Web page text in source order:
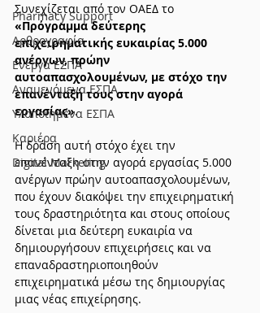
Pharmacy Support
Αρθρογραφία
Ενεργά ΕΣΠΑ
Αναμενόμενα ΕΣΠΑ
Υλοποιημένα ΕΣΠΑ
Καριέρα
Digital Marketing
Συνεχίζεται από τον ΟΑΕΔ το
«Πρόγραμμα δεύτερης
επιχειρηματικής ευκαιρίας 5.000
ανέργων, πρώην
αυτοαπασχολουμένων, με στόχο την
επανένταξή τους στην αγορά
εργασίας».
Η δράση αυτή στόχο έχει την
επανένταξη στην αγορά εργασίας 5.000
ανέργων πρώην αυτοαπασχολουμένων,
που έχουν διακόψει την επιχειρηματική
τους δραστηριότητα και στους οποίους
δίνεται μια δεύτερη ευκαιρία να
δημιουργήσουν επιχειρήσεις και να
επαναδραστηριοποιηθούν
επιχειρηματικά μέσω της δημιουργίας
μιας νέας επιχείρησης.